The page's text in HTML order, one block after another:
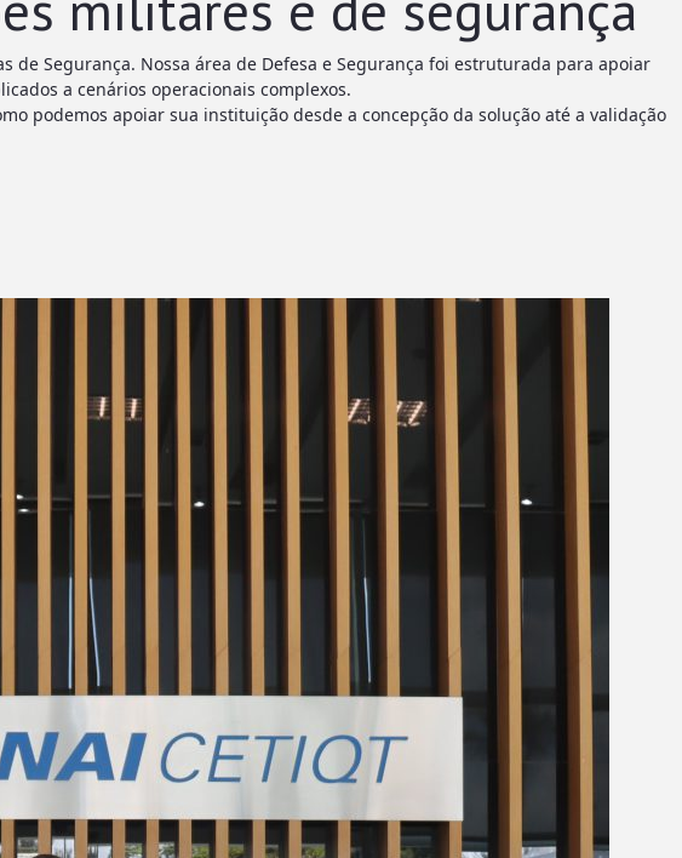
de Segurança. Nossa área de Defesa e Segurança foi estruturada para apoiar
a cenários operacionais complexos.
podemos apoiar sua instituição desde a concepção da solução até a validação